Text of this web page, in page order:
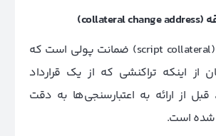
(collateral change address)
وثیقه اسکریپت (script collateral) ضمانت پولی است که
از اینکه تراکنشی که از یک قرارداد
قبل از ارائه به اعتبارسنجی‌ها به دقت
شده است.